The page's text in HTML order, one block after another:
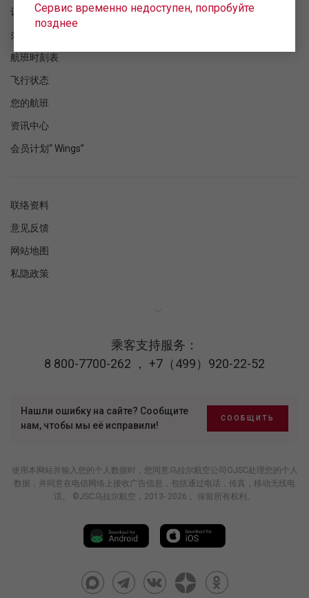
Сервис временно недоступен, попробуйте
позднее
订单检查
办理登机手续
航班时刻表
飞行状态
您的航班
资讯中心
会员计划“ Wings”
联络资料
意见反馈
网站地图
私隐政策
乘客支持服务：
8 800-7700-262 ， +7（499）920-22-52
Нашли ошибку на сайте? Сообщите
нам, чтобы мы её исправили!
СООБЩИТЬ
使用本网站并输入您的个人数据时，您同意乌拉尔航空公司OJSC处理您的个人
数据，并同意在电信网络上接收广告信息，包括通过电话，传真，移动无线电
话。 ©JSC乌拉尔航空，2013- 2026 。保留所有权利。